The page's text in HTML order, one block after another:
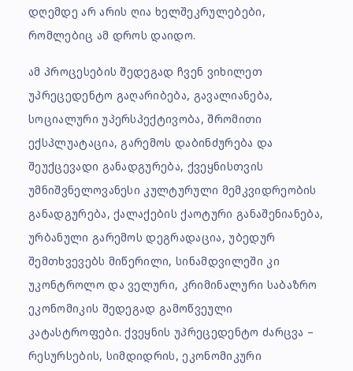
დღემდე არ არის ღია ხელშეკრულებები,
რომლებიც ამ დროს დაიდო.
ამ პროცესების შედეგად ჩვენ ვიხილეთ
უპრეცედენტო გაღარიბება, გავალიანება,
სოციალური უპერსპექტივობა, შრომითი
ექსპლუატაცია, გარემოს დაბინძურება და
შეუქცევადი განადგურება, ქვეყნისთვის
უმნიშვნელოვანესი კულტურული მემკვიდრეობის
განადგურება, ქალაქების ქაოტური განაშენიანება,
ურბანული გარემოს დეგრადაცია, უბედურ
შემთხვევებს მიწერილი, სინამდვილეში კი
უკონტროლო და ველური, კრიმინალური საბაზრო
ეკონომიკის შედეგად გამოწვეული
კატასტროფები. ქვეყნის უპრეცედენტო ძარცვა –
რესურსების, სიმდიდრის, ეკონომიკური